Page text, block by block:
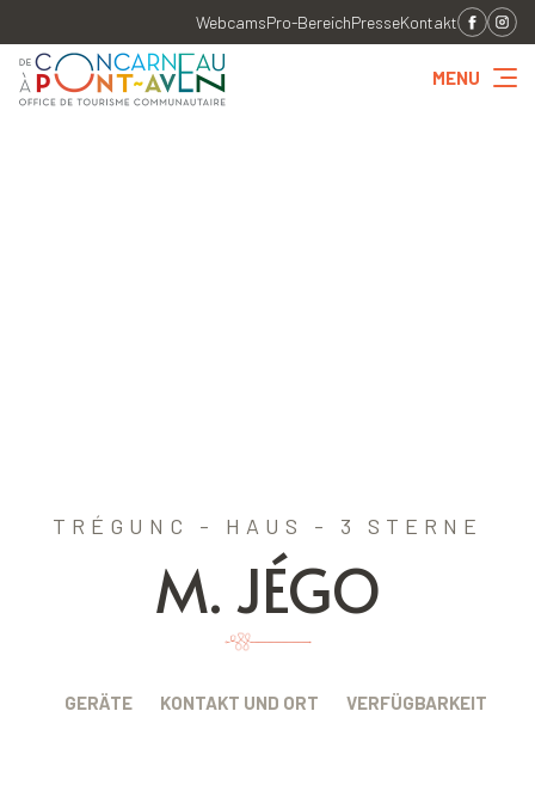
WebcamsPro-BereichPresseKontakt
MENU
TRÉGUNC - HAUS - 3 STERNE
M. JÉGO
GERÄTE KONTAKT UND ORT VERFÜGBARKEIT